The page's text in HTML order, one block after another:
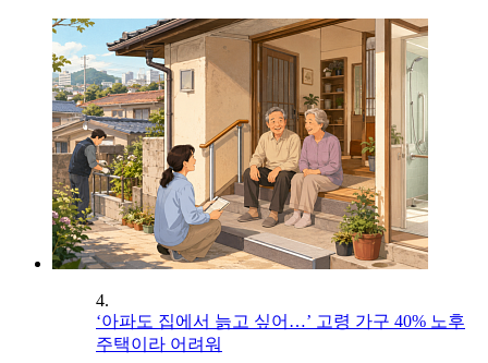
4.
‘아파도 집에서 늙고 싶어…’ 고령 가구 40% 노후
주택이라 어려워